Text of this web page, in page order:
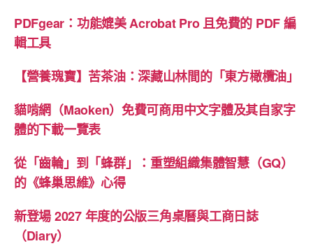
PDFgear：功能媲美 Acrobat Pro 且免費的 PDF 編
輯工具
【營養瑰寶】苦茶油：深藏山林間的「東方橄欖油」
貓啃網（Maoken）免費可商用中文字體及其自家字
體的下載一覽表
從「齒輪」到「蜂群」：重塑組織集體智慧（GQ）
的《蜂巢思維》心得
新登場 2027 年度的公版三角桌曆與工商日誌
（Diary）